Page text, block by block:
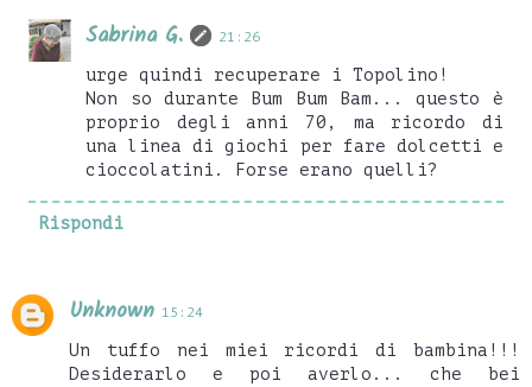
Sabrina G. 21:26
urge quindi recuperare i Topolino!
Non so durante Bum Bum Bam... questo è
proprio degli anni 70, ma ricordo di
una linea di giochi per fare dolcetti e
cioccolatini. Forse erano quelli?
Rispondi
Unknown 15:24
Un tuffo nei miei ricordi di bambina!!!
Desiderarlo e poi averlo... che bei